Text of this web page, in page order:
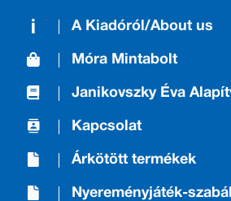
A Kiadóról/About us
Móra Mintabolt
Janikovszky Éva
Kapcsolat
Árkötött termékek
Nyereményjáték-